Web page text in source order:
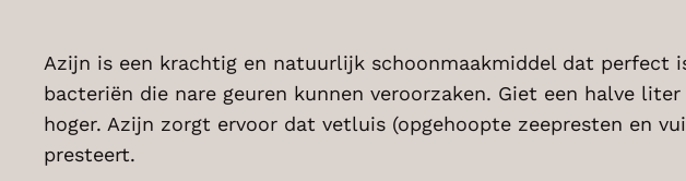
Azijn is een krachtig en natuurlijk schoonmaakmiddel dat perfect
bacteriën die nare geuren kunnen veroorzaken. Giet een halve
hoger. Azijn zorgt ervoor dat vetluis (opgehoopte zeepresten en
presteert.